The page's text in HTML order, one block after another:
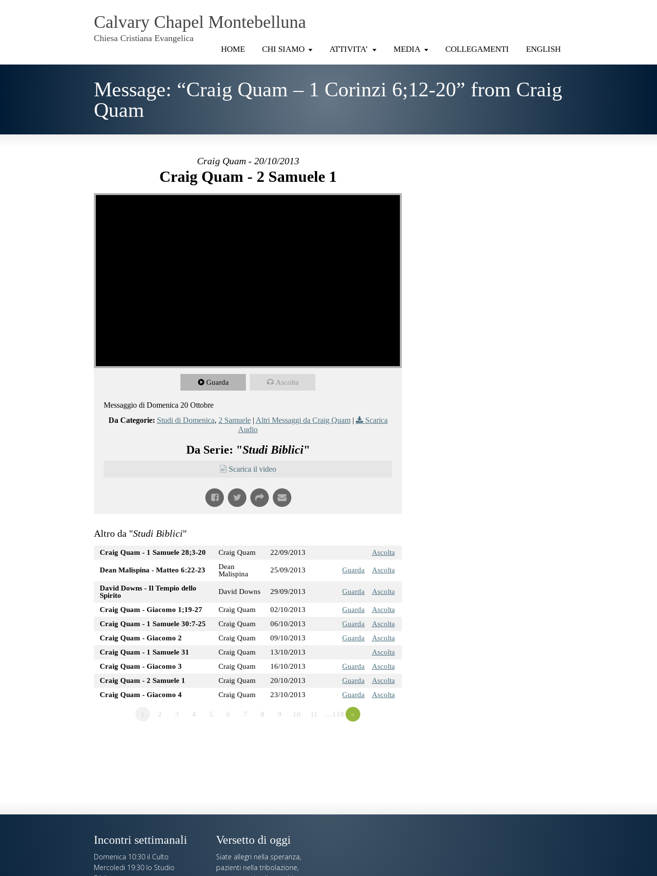
Calvary Chapel Montebelluna
Chiesa Cristiana Evangelica
HOME CHI SIAMO ATTIVITA’ MEDIA COLLEGAMENTI ENGLISH
Message: “Craig Quam – 1 Corinzi 6;12-20” from Craig
Quam
Craig Quam - 20/10/2013
Craig Quam - 2 Samuele 1
Guarda Ascolta
Messaggio di Domenica 20 Ottobre
Da Categorie: Studi di Domenica, 2 Samuele| Altri Messaggi da Craig Quam|
Scarica
Audio
Da Serie: "Studi Biblici"
Scarica il video
Altro da "Studi Biblici"
Craig Quam - 1 Samuele 28;3-20 Craig Quam 22/09/2013 Ascolta
Dean Malispina - Matteo 6:22-23
Dean
Malispina
25/09/2013 Guarda Ascolta
David Downs - Il Tempio dello
Spirito
David Downs 29/09/2013 Guarda Ascolta
Craig Quam - Giacomo 1;19-27 Craig Quam 02/10/2013 Guarda
Ascolta
Craig Quam - 1 Samuele 30:7-25
Craig Quam 06/10/2013 Guarda
Ascolta
Craig Quam - Giacomo 2
Craig Quam 09/10/2013 Guarda
Ascolta
Craig Quam - 1 Samuele 31
Craig Quam 13/10/2013
Ascolta
Craig Quam - Giacomo 3
Craig Quam 16/10/2013 Guarda
Ascolta
Craig Quam - 2 Samuele 1
Craig Quam 20/10/2013 Guarda
Ascolta
Craig Quam - Giacomo 4
Craig Quam 23/10/2013 Guarda Ascolta
2 3 4 5 6 7 8 9 10 11 …118 »
Incontri settimanali
Domenica 10:30 il Culto
Mercoledi 19:30 lo Studio
Versetto di oggi
Siate allegri nella speranza,
pazienti nella tribolazione,